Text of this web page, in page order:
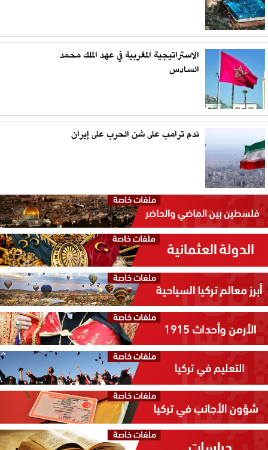
الاستراتيجية المغربية في عهد الملك محمد
السادس
ندم ترامب على شن الحرب على إيران